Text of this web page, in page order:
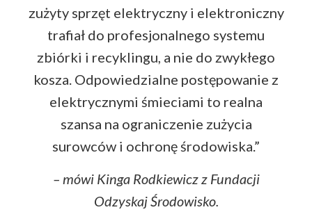
zużyty sprzęt elektryczny i elektroniczny
trafiał do profesjonalnego systemu
zbiórki i recyklingu, a nie do zwykłego
kosza. Odpowiedzialne postępowanie z
elektrycznymi śmieciami to realna
szansa na ograniczenie zużycia
surowców i ochronę środowiska.”
– mówi Kinga Rodkiewicz z Fundacji
Odzyskaj Środowisko.